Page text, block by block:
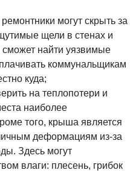
могут скрыть за
щели в стенах и
найти уязвимые
коммунальщикам
куда;
на теплопотери и
наиболее
того, крыша является
деформациям из-за
Здесь могут
влаги: плесень, грибок